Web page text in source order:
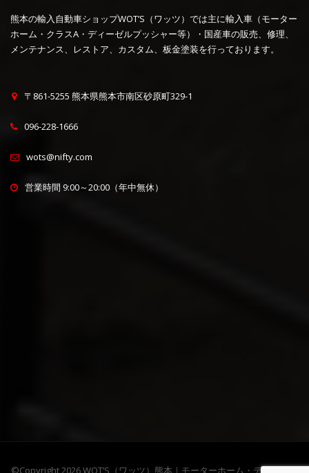
熊本の輸入自動車ショップWOT’S（ワッツ）では主に輸入車（モーター
ホーム・クラスA・ディーゼルプッシャー等）・国産車の販売、修理、
メンテナンス、レストア、カスタム、板金塗装を行っております。
〒861-5255 熊本県熊本市南区砂原町329-1
096-228-1666
wots@nifty.com
営業時間 9:00～20:00（年中無休）
©Copyright 2026WOT’S（ワッツ）熊本｜モーターホーム・ディーゼル